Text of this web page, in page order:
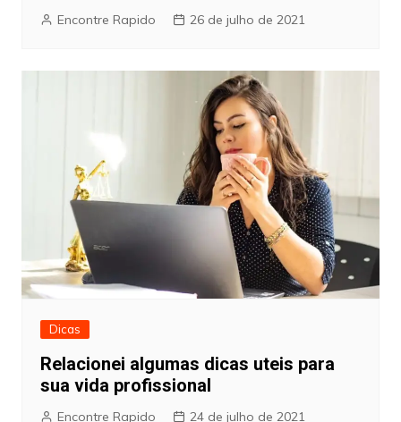
Encontre Rapido 26 de julho de 2021
Dicas
Relacionei algumas dicas uteis para
sua vida profissional
Encontre Rapido 24 de julho de 2021